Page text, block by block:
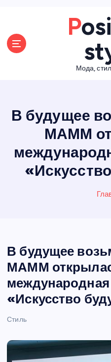
Positive
Мода,
В будущее
МАММ
В будущее
МАММ
«Искусство
Стиль